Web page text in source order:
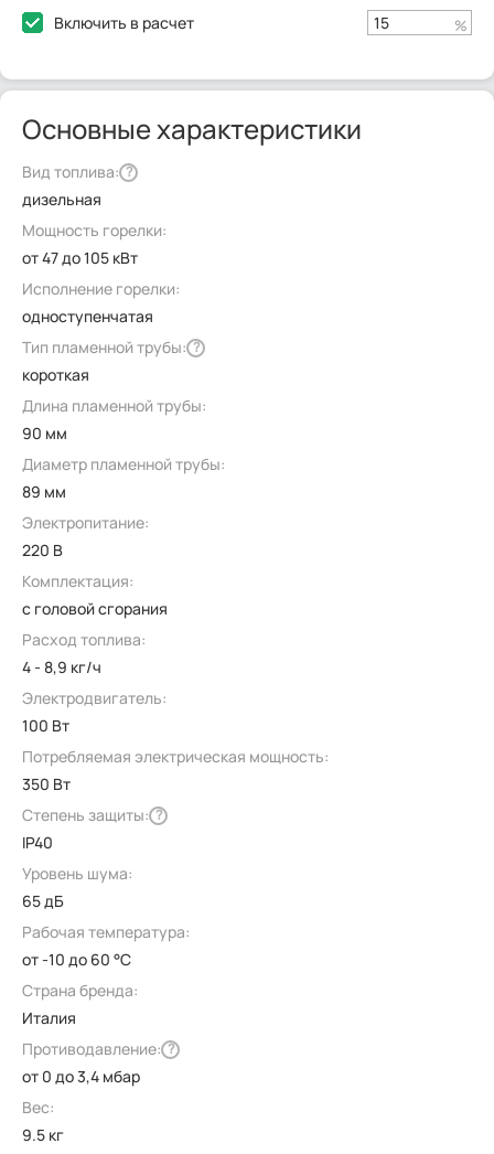
Включить в расчет %
Основные характеристики
Вид топлива: ?
дизельная
Мощность горелки:
от 47 до 105 кВт
Исполнение горелки:
одноступенчатая
Тип пламенной трубы: ?
короткая
Длина пламенной трубы:
90 мм
Диаметр пламенной трубы:
89 мм
Электропитание:
220 В
Комплектация:
с головой сгорания
Расход топлива:
4 - 8,9 кг/ч
Электродвигатель:
100 Вт
Потребляемая электрическая мощность:
350 Вт
Степень защиты: ?
IP40
Уровень шума:
65 дБ
Рабочая температура:
от -10 до 60 °C
Страна бренда:
Италия
Противодавление: ?
от 0 до 3,4 мбар
Вес:
9.5 кг